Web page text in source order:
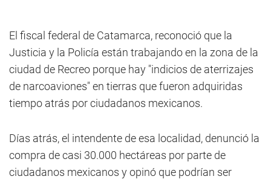
El fiscal federal de Catamarca, reconoció que la
Justicia y la Policía están trabajando en la zona de la
ciudad de Recreo porque hay "indicios de aterrizajes
de narcoaviones" en tierras que fueron adquiridas
tiempo atrás por ciudadanos mexicanos.
Días atrás, el intendente de esa localidad, denunció la
compra de casi 30.000 hectáreas por parte de
ciudadanos mexicanos y opinó que podrían ser